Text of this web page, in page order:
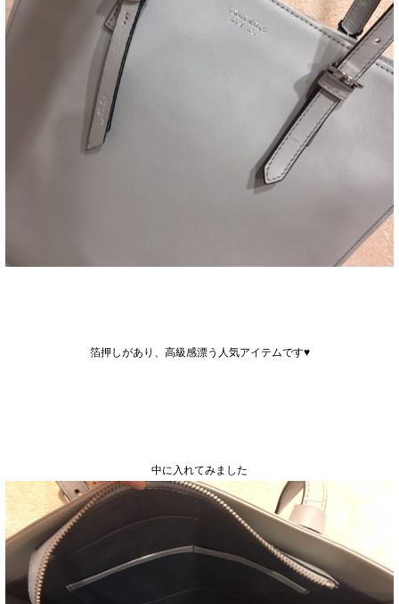
箔押しがあり、高級感漂う人気アイテムです♥
中に入れてみました